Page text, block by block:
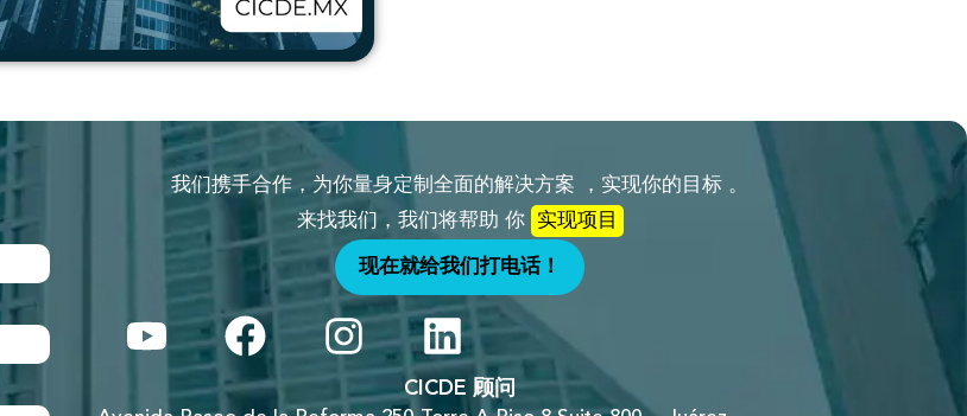
我们携手合作，为你量身定制全面的解决方案 ，实现你的目标 。
来找我们，我们将帮助 你
实现项目
现在就给我们打电话！
CICDE 顾问